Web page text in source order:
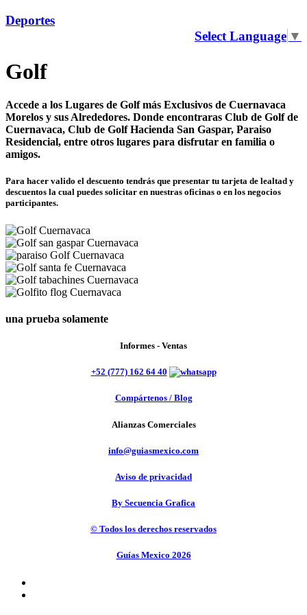
Deportes
Select Language ▼
Golf
Accede a los Lugares de Golf más Exclusivos de Cuernavaca
Morelos y sus Alrededores. Donde encontraras Club de Golf de
Cuernavaca, Club de Golf Hacienda San Gaspar, Paraiso
Residencial, entre otros lugares para disfrutar en familia o
amigos.
Para hacer valido el descuento tendrás que presentar tu tarjeta de lealtad y
descuentos la cual puedes solicitar en nuestras oficinas o en los negocios
participantes.
una prueba solamente
Informes - Ventas
+52 (777) 162 64 40
Compártenos / Blog
Alianzas Comerciales
info@guiasmexico.com
Aviso de privacidad
By Secuencia Grafica
© Todos los derechos reservados
Guías Mexico 2026